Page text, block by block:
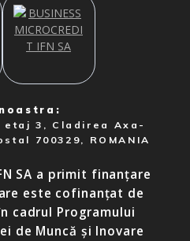
3, Cladirea Axa-
700329, ROMANIA
SA a primit finanțare
este cofinanțat de
cadrul Programului
de Muncă și Inovare